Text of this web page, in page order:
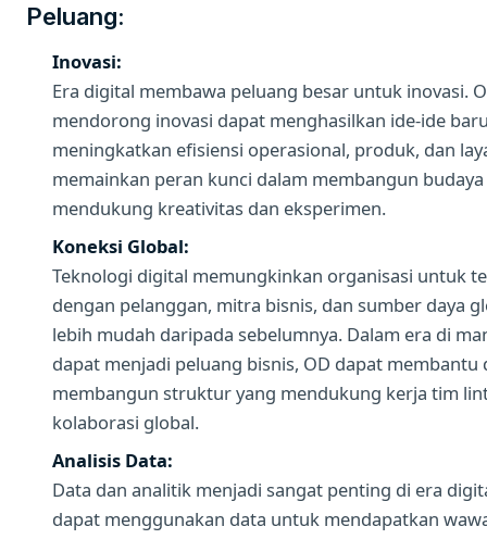
Peluang:
Inovasi:
Era digital membawa peluang besar untuk inovasi.
mendorong inovasi dapat menghasilkan ide-ide
meningkatkan efisiensi operasional, produk, dan
memainkan peran kunci dalam membangun
mendukung kreativitas dan eksperimen.
Koneksi Global:
Teknologi digital memungkinkan organisasi untuk
dengan pelanggan, mitra bisnis, dan sumber daya
lebih mudah daripada sebelumnya. Dalam era di
dapat menjadi peluang bisnis, OD dapat membantu
membangun struktur yang mendukung kerja tim
kolaborasi global.
Analisis Data:
Data dan analitik menjadi sangat penting di era
dapat menggunakan data untuk mendapatkan